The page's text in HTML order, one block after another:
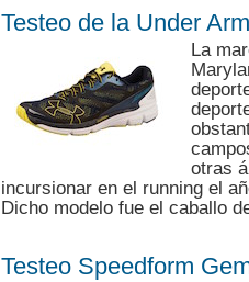
Testeo de la Under
La
otras
incursionar en el running el
Dicho modelo fue el caballo
Testeo Speedform